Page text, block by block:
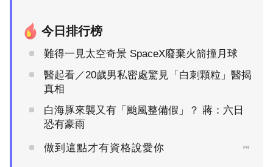
今日排行榜
難得一見太空奇景 SpaceX廢棄火箭撞月球
醫起看／20歲男私密處驚見「白刺顆粒」醫揭
真相
白海豚來襲又有「颱風整備假」？ 蔣：六日
恐有豪雨
做到這點才有資格說愛你 PR